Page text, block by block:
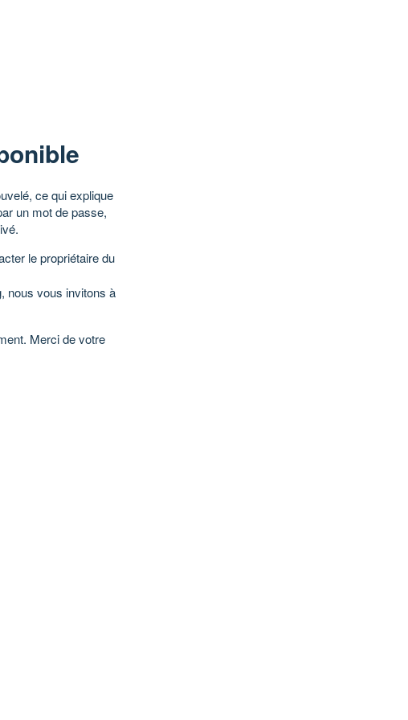
ce qui explique
un mot de passe,
le propriétaire du
nous vous invitons à
Merci de votre